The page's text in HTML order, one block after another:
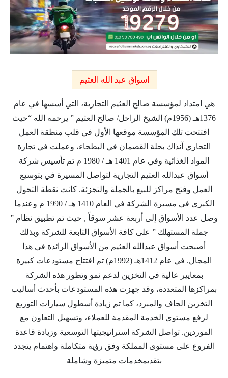
اسواق عبد الله العثيم
هي امتداد لمؤسسة صالح العثيم التجارية، التي أسسها في عام
1376هـ (1956م) الشيخ الراحل/ صالح العثيم ” يرحمه الله “حيث
افتتحت تلك المؤسسة موقعها الأول في قلب منطقة العمل
التجاري آنذاك بحلة القصمان في البطحاء، وعملت في تجارة
المواد الغذائية وفي عام 1401 هـ / 1980 م تم تأسيس شركة
أسواق عبدالله العثيم التجارية لتواصل المسيرة في بتوسيع
العمل وفتح مراكز للبيع بالجملة والتجزئة. كانت نقطة التحول
الكبرى في مسيرة الشركة في العام 1410 هـ / 1990 م وعندما
وصل عدد الأسواق إلى أربعة عشر سوقاً , حيث تم تطبيق نظام ”
جملة المستهلك ” على كافة الأسواق التابعة للشركة وبذلك
أصبحت أسواق عبدالله العثيم من الأسواق الرائدة في هذا
المجال. في عام 1412هـ (1992م) تم افتتاح مستودعات كبيرة
بمعايير عالية في التخزين لدعم نمو وتطور هذه الشركة
بمراكزها المتعددة، وقد جهزت هذه المستودعات بأحدث أساليب
التخزين الجاف والمبرد، كما تم زيادة أسطول سيارات التوزيع
لرفع مستوى الخدمة المقدمة للعملاء، وتسهيل التعاون مع
الموردين. تواصل الشركة استراتيجيتها التوسعية وزيادة قاعدة
الفروع على مستوى المملكة وفق رؤية متكاملة واهتمام يتجدد
بتقديمخدمات متميزة وشاملة